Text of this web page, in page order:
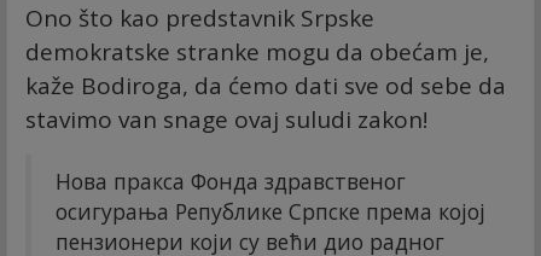
Ono što kao predstavnik Srpske
demokratske stranke mogu da obećam je,
kaže Bodiroga, da ćemo dati sve od sebe da
stavimo van snage ovaj suludi zakon!
Нова пракса Фонда здравственог
осигурања Републике Српске према којој
пензионери који су већи дио радног